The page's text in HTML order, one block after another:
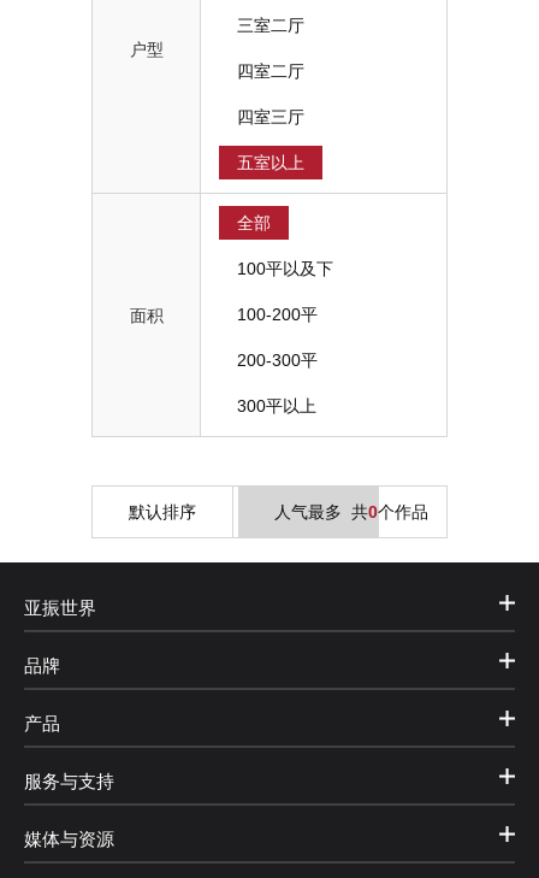
户型
三室二厅
四室二厅
四室三厅
五室以上
面积
全部
100平以及下
100-200平
200-300平
300平以上
默认排序 人气最多 共0个作品
亚振世界
品牌
产品
服务与支持
媒体与资源